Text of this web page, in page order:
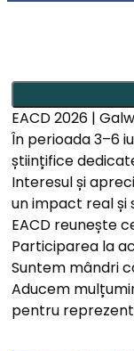
EACD 2026 |
În perioada 3–6
științifice
Interesul și
un impact real și
EACD reunește
Participarea la
Suntem mândri
Aducem
pentru